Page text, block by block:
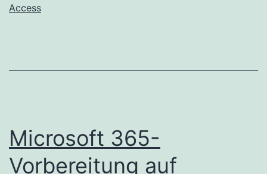
Access
Microsoft 365-
Vorbereitung auf